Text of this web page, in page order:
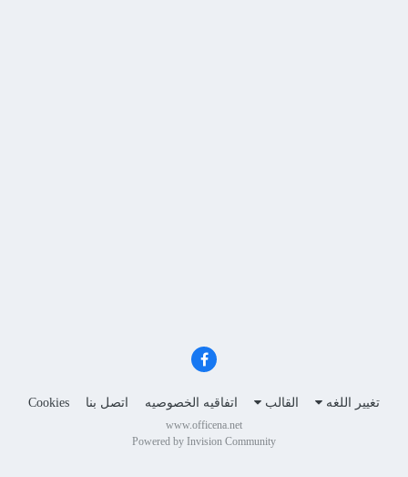
تغيير اللغه القالب اتفاقيه الخصوصيه اتصل بنا Cookies
www.officena.net
Powered by Invision Community